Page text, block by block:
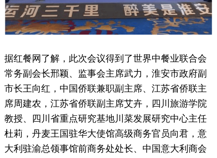
据红餐网了解，此次会议得到了世界中餐业联合会
常务副会长邢颖、监事会主席武力，淮安市政府副
市长王向红，中国侨联兼职副主席、江苏省侨联主
席周建农，江苏省侨联副主席艾卉，四川旅游学院
教授、四川省重点研究基地川菜发展研究中心主任
杜莉，丹麦王国驻华大使馆高级商务官员向君，意
大利驻渝总领事馆前商务处处长、中国意大利商会